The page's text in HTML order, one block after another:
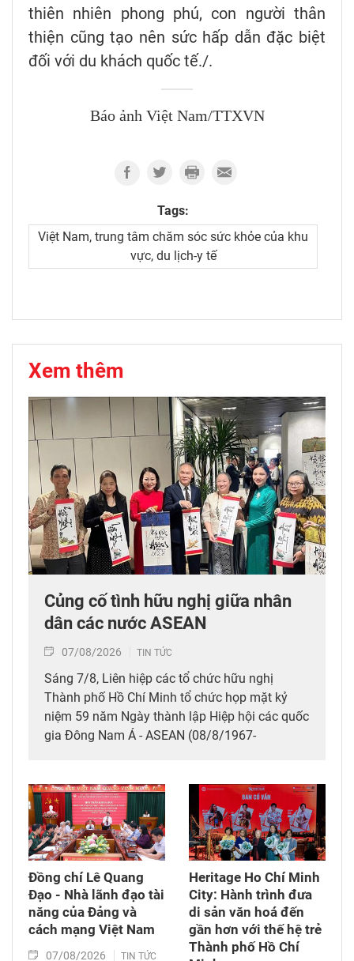
thiên nhiên phong phú, con người thân
thiện cũng tạo nên sức hấp dẫn đặc biệt
đối với du khách quốc tế./.
Báo ảnh Việt Nam/TTXVN
Tags:
Việt Nam, trung tâm chăm sóc sức khỏe của khu
vực, du lịch-y tế
Xem thêm
Củng cố tình hữu nghị giữa nhân
dân các nước ASEAN
07/08/2026 TIN TỨC
Sáng 7/8, Liên hiệp các tổ chức hữu nghị
Thành phố Hồ Chí Minh tổ chức họp mặt kỷ
niệm 59 năm Ngày thành lập Hiệp hội các quốc
gia Đông Nam Á - ASEAN (08/8/1967-
Đồng chí Lê Quang
Đạo - Nhà lãnh đạo tài
năng của Đảng và
cách mạng Việt Nam​
07/08/2026 TIN TỨC
Heritage Ho Chí Minh
City: Hành trình đưa
di sản văn hoá đến
gần hơn với thế hệ trẻ
Thành phố Hồ Chí